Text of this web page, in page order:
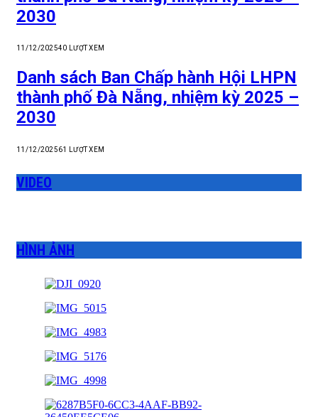
2030
11/12/202540 LƯỢT XEM
Danh sách Ban Chấp hành Hội LHPN
thành phố Đà Nẵng, nhiệm kỳ 2025 –
2030
11/12/202561 LƯỢT XEM
VIDEO
HÌNH ẢNH